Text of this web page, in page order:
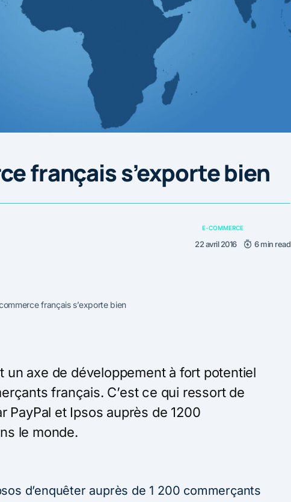
français s’exporte bien
E-COMMERCE
22 avril 2016 6 min read
français s’exporte bien
un axe de développement à fort potentiel
français. C’est ce qui ressort de
PayPal et Ipsos auprès de 1200
le monde.
d’enquêter auprès de 1 200 commerçants